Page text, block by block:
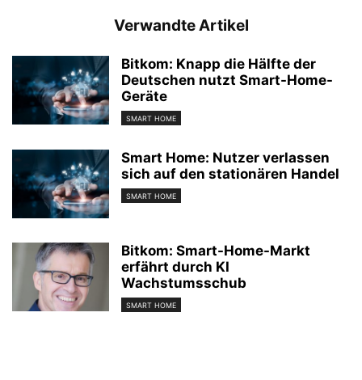
Verwandte Artikel
Bitkom: Knapp die Hälfte der
Deutschen nutzt Smart-Home-
Geräte
SMART HOME
Smart Home: Nutzer verlassen
sich auf den stationären Handel
SMART HOME
Bitkom: Smart-Home-Markt
erfährt durch KI
Wachstumsschub
SMART HOME